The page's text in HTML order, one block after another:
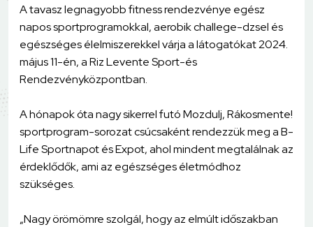
A tavasz legnagyobb fitness rendezvénye egész
napos sportprogramokkal, aerobik challege-dzsel és
egészséges élelmiszerekkel várja a látogatókat 2024.
május 11-én, a Riz Levente Sport-és
Rendezvényközpontban.
A hónapok óta nagy sikerrel futó Mozdulj, Rákosmente!
sportprogram-sorozat csúcsaként rendezzük meg a B-
Life Sportnapot és Expot, ahol mindent megtalálnak az
érdeklődők, ami az egészséges életmódhoz
szükséges.
„Nagy örömömre szolgál, hogy az elmúlt időszakban